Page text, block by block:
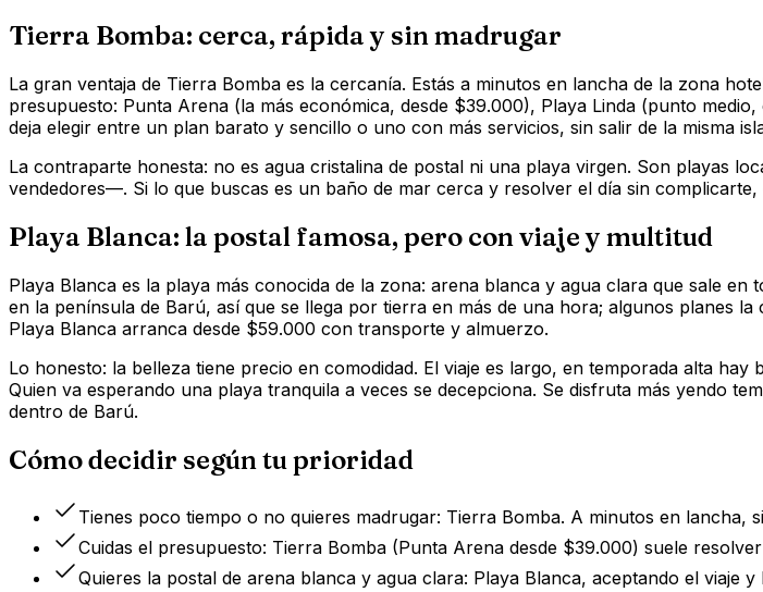
Tierra Bomba: cerca, rápida y sin madrugar
La gran ventaja de Tierra Bomba es la cercanía. Estás a minutos en lancha de la zona
presupuesto: Punta Arena (la más económica, desde $39.000), Playa Linda (punto
deja elegir entre un plan barato y sencillo o uno con más servicios, sin salir de la misma
La contraparte honesta: no es agua cristalina de postal ni una playa virgen. Son playas
vendedores—. Si lo que buscas es un baño de mar cerca y resolver el día sin
Playa Blanca: la postal famosa, pero con viaje y multitud
Playa Blanca es la playa más conocida de la zona: arena blanca y agua clara que sale
en la península de Barú, así que se llega por tierra en más de una hora; algunos planes
Playa Blanca arranca desde $59.000 con transporte y almuerzo.
Lo honesto: la belleza tiene precio en comodidad. El viaje es largo, en temporada alta
Quien va esperando una playa tranquila a veces se decepciona. Se disfruta más yendo
dentro de Barú.
Cómo decidir según tu prioridad
Tienes poco tiempo o no quieres madrugar: Tierra Bomba. A minutos en lancha,
Cuidas el presupuesto: Tierra Bomba (Punta Arena desde $39.000) suele
Quieres la postal de arena blanca y agua clara: Playa Blanca, aceptando el viaje y